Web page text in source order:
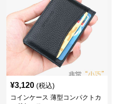
¥3,120 (税込)
コインケース 薄型コンパクトカ